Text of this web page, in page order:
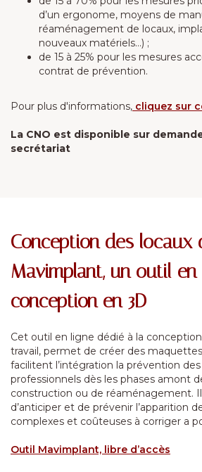
d’un ergonome, moyens de
réaménagement de locaux,
nouveaux matériels…) ;
de 15 à 25% pour les mesures
contrat de prévention.
Pour plus d'informations, cliquez sur
La CNO est disponible sur
secrétariat
Conception des locaux
Mavimplant, un outil
conception en 3D
Cet outil en ligne dédié à la
travail, permet de créer des
facilitent l’intégration la prévention
professionnels dès les phases amont
construction ou de réaménagement.
d’anticiper et de prévenir l’apparition
complexes et coûteuses à corriger a
Outil Mavimplant, libre d’accès